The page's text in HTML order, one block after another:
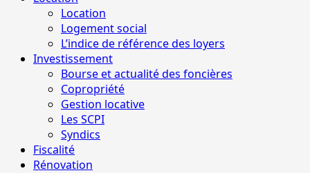
Location
Logement social
L’indice de référence des loyers
Investissement
Bourse et actualité des foncières
Copropriété
Gestion locative
Les SCPI
Syndics
Fiscalité
Rénovation